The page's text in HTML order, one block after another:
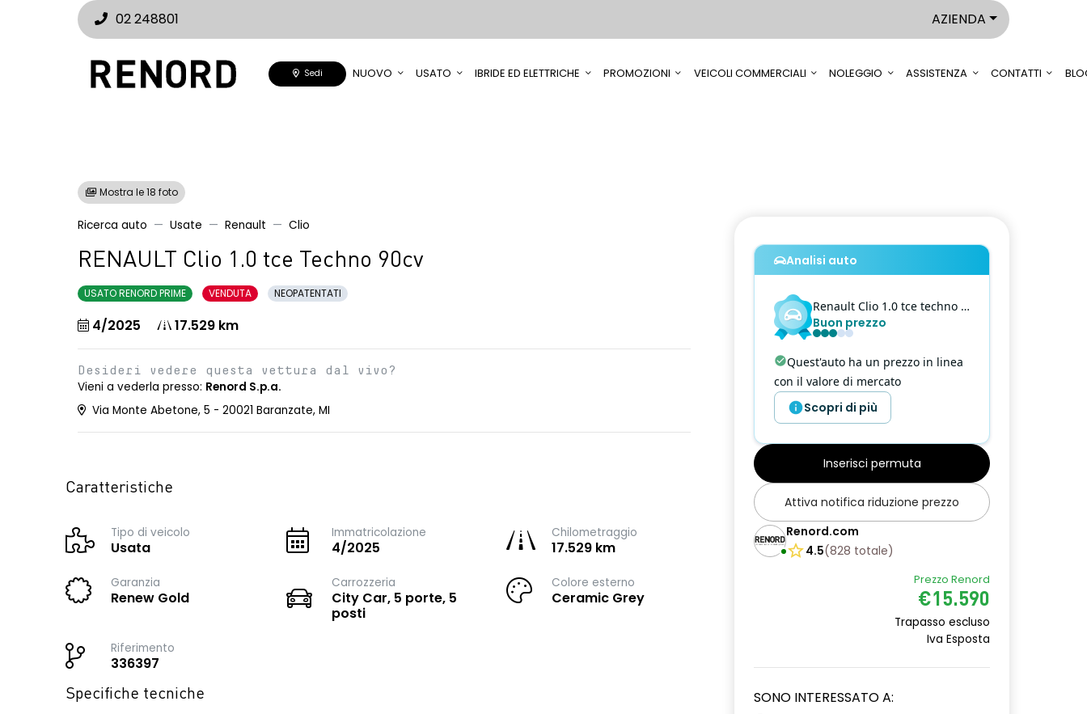
02 248801 AZIENDA
Sedi NUOVO USATO IBRIDE ED ELETTRICHE PROMOZIONI VEICOLI COMMERCIALI NOLEGGIO ASSISTENZA CONTATTI
Mostra le 18 foto
Ricerca auto Usate Renault Clio
RENAULT Clio 1.0 tce Techno 90cv
USATO RENORD PRIME VENDUTA NEOPATENTATI
4/2025 17.529 km
Desideri vedere questa vettura dal vivo?
Vieni a vederla presso: Renord S.p.a.
Via Monte Abetone, 5 - 20021 Baranzate, MI
Caratteristiche
Tipo di veicolo
Usata
Immatricolazione
4/2025
Chilometraggio
17.529 km
Garanzia
Renew Gold
Carrozzeria
City Car, 5 porte, 5
posti
Colore esterno
Ceramic Grey
Riferimento
336397
Specifiche tecniche
Analisi auto
Renault Clio 1.0 tce techno 90cv
Buon prezzo
Quest'auto ha un prezzo in linea
con il valore di mercato
Scopri di più
Inserisci permuta
Attiva notifica riduzione prezzo
Renord.com
4.5(828 totale)
Prezzo Renord
€15.590
Trapasso escluso
Iva Esposta
SONO INTERESSATO A: